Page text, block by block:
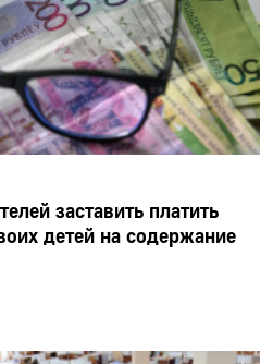
заставить платить
детей на содержание